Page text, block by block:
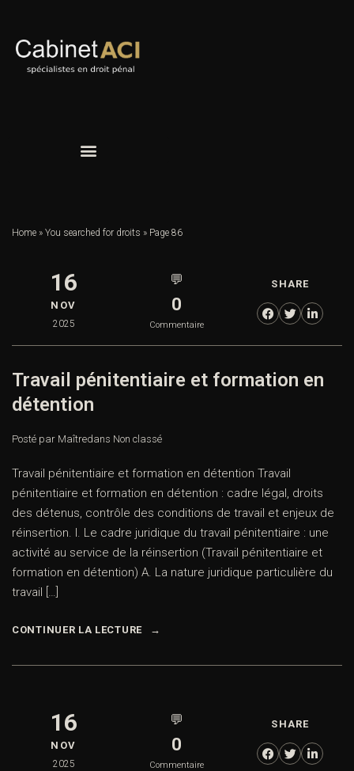
Home » You searched for droits » Page 86
16
NOV
2025
💬
0
Commentaire
SHARE
Travail pénitentiaire et formation en
détention
Posté par Maîtredans Non classé
Travail pénitentiaire et formation en détention Travail
pénitentiaire et formation en détention : cadre légal, droits
des détenus, contrôle des conditions de travail et enjeux
de réinsertion. I. Le cadre juridique du travail pénitentiaire :
une activité au service de la réinsertion (Travail
pénitentiaire et formation en détention) A. La nature
juridique particulière du travail […]
CONTINUER LA LECTURE
16
NOV
2025
💬
0
Commentaire
SHARE